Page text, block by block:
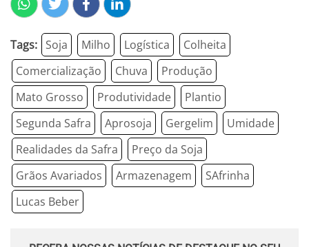
Tags: Soja Milho Logística
Colheita
Comercialização
Chuva
Produção
Mato Grosso
Produtividade
Plantio
Segunda Safra
Aprosoja Gergelim
Umidade
Realidades da Safra
Preço da Soja
Grãos Avariados
Armazenagem
SAfrinha
Lucas Beber